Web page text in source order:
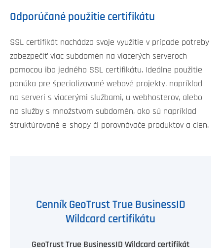
Odporúčané použitie certifikátu
SSL certifikát nachádza svoje využitie v prípade potreby
zabezpečiť viac subdomén na viacerých serveroch
pomocou iba jedného SSL certifikátu. Ideálne použitie
ponúka pre špecializované webové projekty, napríklad
na serveri s viacerými službami, u webhosterov, alebo
na služby s množstvom subdomén, ako sú napríklad
štruktúrované e-shopy či porovnávače produktov a cien.
Cenník GeoTrust True BusinessID
Wildcard certifikátu
GeoTrust True BusinessID Wildcard certifikát